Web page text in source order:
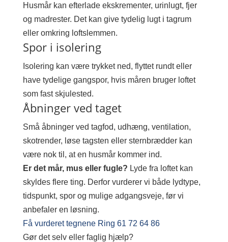
Husmår kan efterlade ekskrementer, urinlugt, fjer
og madrester. Det kan give tydelig lugt i tagrum
eller omkring loftslemmen.
Spor i isolering
Isolering kan være trykket ned, flyttet rundt eller
have tydelige gangspor, hvis måren bruger loftet
som fast skjulested.
Åbninger ved taget
Små åbninger ved tagfod, udhæng, ventilation,
skotrender, løse tagsten eller sternbrædder kan
være nok til, at en husmår kommer ind.
Er det mår, mus eller fugle? Lyde fra loftet kan
skyldes flere ting. Derfor vurderer vi både lydtype,
tidspunkt, spor og mulige adgangsveje, før vi
anbefaler en løsning.
Få vurderet tegnene Ring 61 72 64 86
Gør det selv eller faglig hjælp?